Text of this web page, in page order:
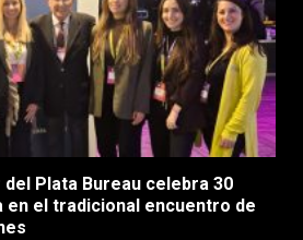
del Plata Bureau celebra 30
el tradicional encuentro de